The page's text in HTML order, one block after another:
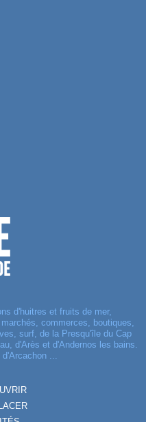
d'huitres et fruits de mer,
commerces, boutiques,
surf, de la Presqu'île du Cap
d'Arès et d'Andernos les bains.
...